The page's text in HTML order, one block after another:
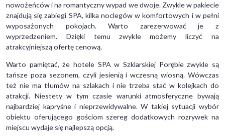
nowożeńców i na romantyczny wypad we dwoje. Zwykle w pakiecie
znajdują się zabiegi SPA, kilka noclegów w komfortowych i w pełni
wyposażonych pokojach. Warto zarezerwować je z
wyprzedzeniem. Dzięki temu zwykle możemy liczyć na
atrakcyjniejszą ofertę cenową.
Warto pamiętać, że hotele SPA w Szklarskiej Porębie zwykle są
tańsze poza sezonem, czyli jesienią i wczesną wiosną. Wówczas
też nie ma tłumów na szlakach i nie trzeba stać w kolejkach do
atrakcji. Niestety w tym czasie warunki atmosferyczne bywają
najbardziej kapryśne i nieprzewidywalne. W takiej sytuacji wybór
obiektu oferującego gościom szereg dodatkowych rozrywek na
miejscu wydaje się najlepszą opcją.